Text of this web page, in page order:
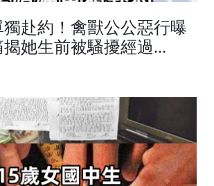
赴約！禽獸公公惡行曝
她生前被騷擾經過...